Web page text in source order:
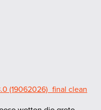
(19062026)_final clean